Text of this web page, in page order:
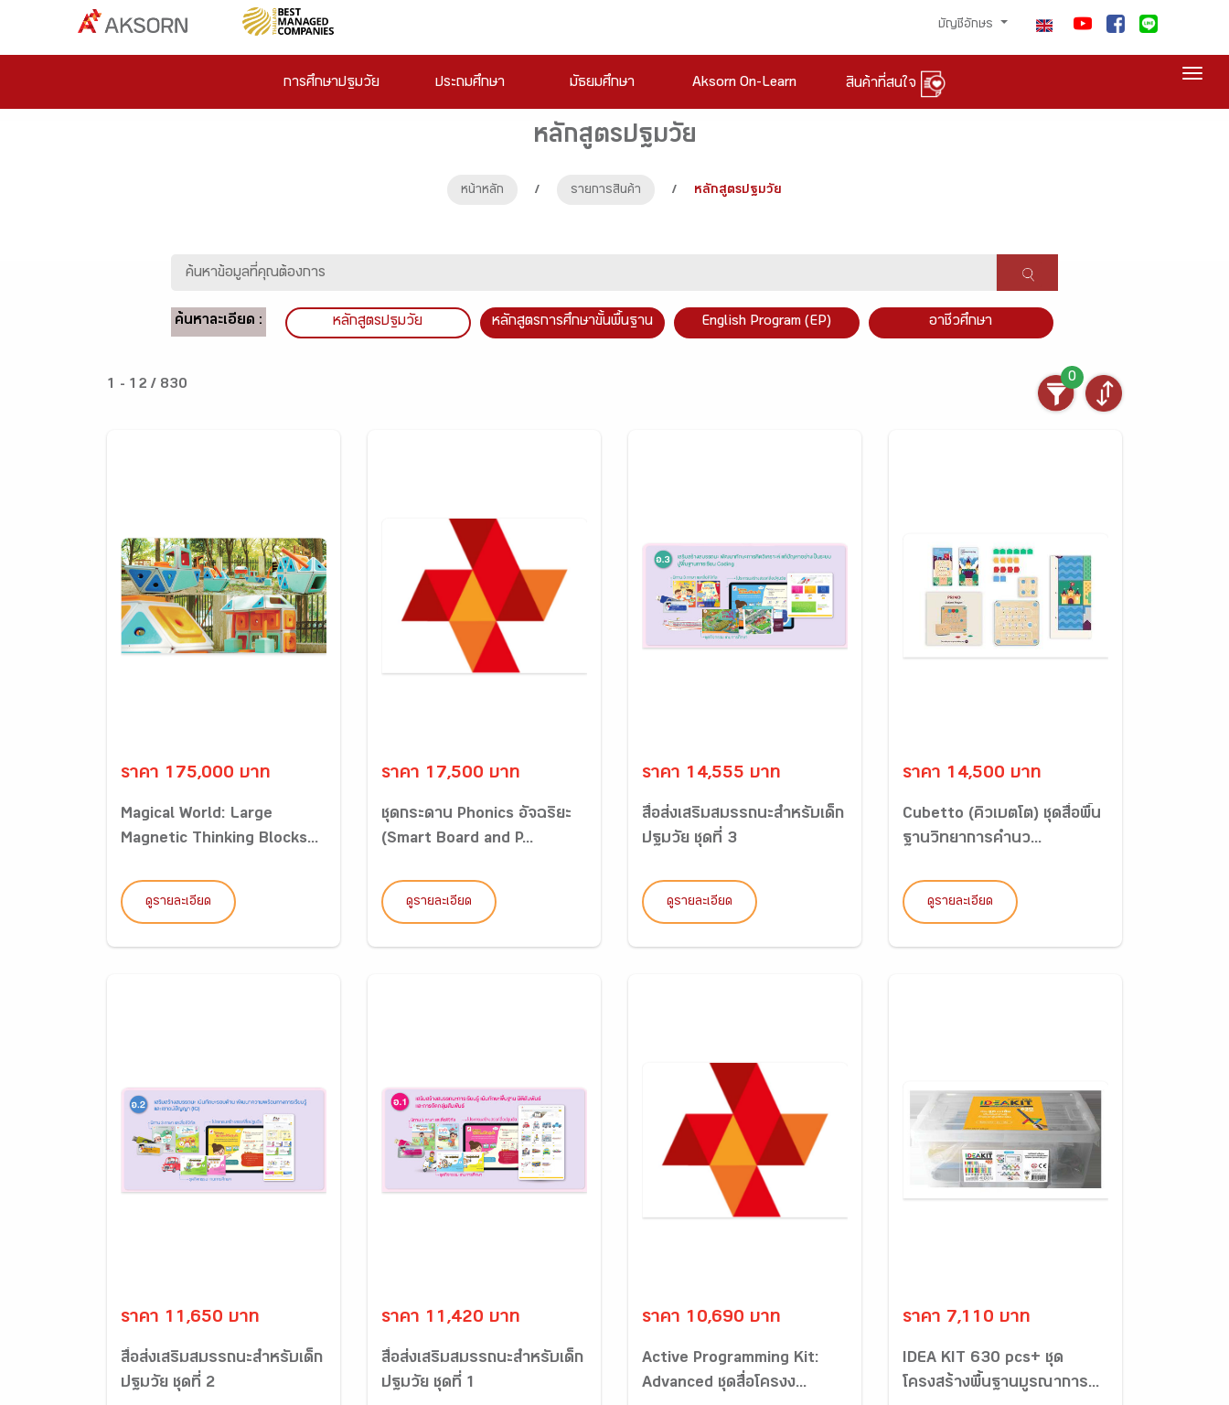
บัญชีอักษร
การศึกษาปฐมวัย ประถมศึกษา มัธยมศึกษา Aksorn On-Learn สินค้าที่สนใจ
หลักสูตรปฐมวัย
หน้าหลัก / รายการสินค้า / หลักสูตรปฐมวัย
ค้นหาละเอียด : หลักสูตรปฐมวัย หลักสูตรการศึกษาขั้นพื้นฐาน English Program (EP) อาชีวศึกษา
1 - 12 / 830
0
ราคา 175,000 บาท
Magical World: Large
Magnetic Thinking Blocks...
ดูรายละเอียด
ราคา 17,500 บาท
ชุดกระดาน Phonics อัจฉริยะ
(Smart Board and P...
ดูรายละเอียด
ราคา 14,555 บาท
สื่อส่งเสริมสมรรถนะสำหรับเด็ก
ปฐมวัย ชุดที่ 3
ดูรายละเอียด
ราคา 14,500 บาท
Cubetto (คิวเบตโต) ชุดสื่อพื้น
ฐานวิทยาการคำนว...
ดูรายละเอียด
ราคา 11,650 บาท
สื่อส่งเสริมสมรรถนะสำหรับเด็ก
ปฐมวัย ชุดที่ 2
ราคา 11,420 บาท
สื่อส่งเสริมสมรรถนะสำหรับเด็ก
ปฐมวัย ชุดที่ 1
ราคา 10,690 บาท
Active Programming Kit:
Advanced ชุดสื่อโครงง...
ราคา 7,110 บาท
IDEA KIT 630 pcs+ ชุด
โครงสร้างพื้นฐานบูรณาการ...